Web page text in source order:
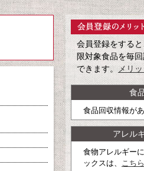
会員登録をする
限対象食品を毎
できます。メリ
食
食品回収情報が
アレル
食物アレルギー
ックスは、
こちら